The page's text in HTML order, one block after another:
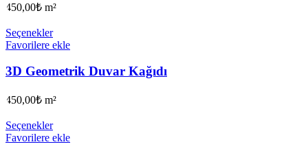
450,00₺ m²
Seçenekler
Favorilere ekle
3D Geometrik Duvar Kağıdı
450,00₺ m²
Seçenekler
Favorilere ekle